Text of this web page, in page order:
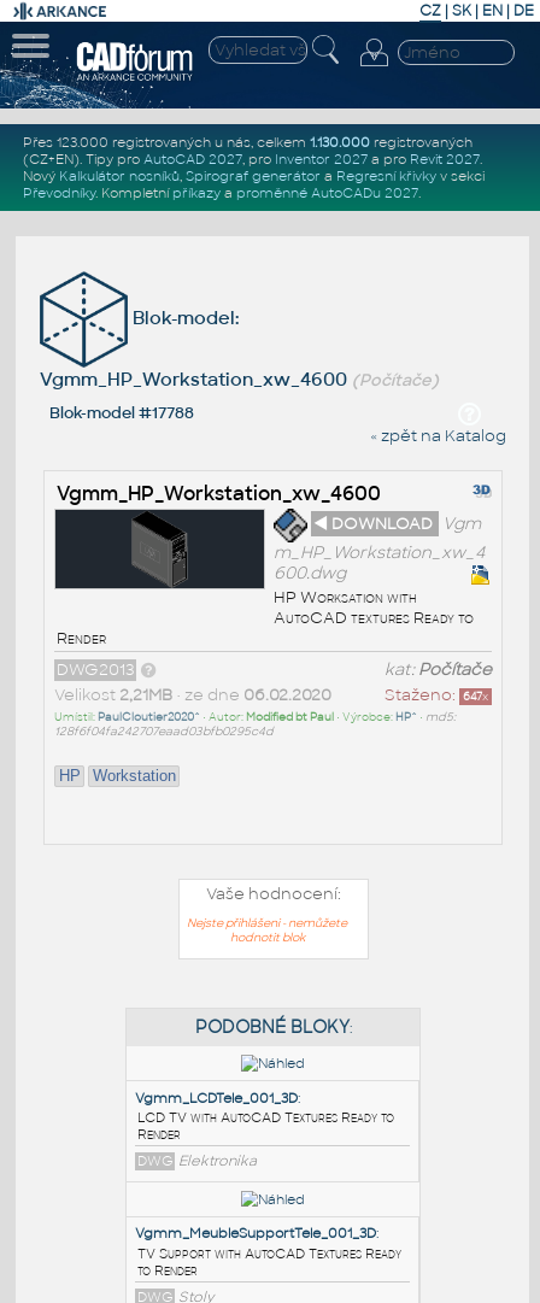
CZ | SK| EN | DE
Přes 123.000 registrovaných u nás, celkem 1.130.000registrovaných
(CZ+EN). Tipy pro AutoCAD 2027, pro Inventor 2027a pro Revit 2027.
Nový Kalkulátor nosníků, Spirograf generátor a Regresní křivkyv sekci
Převodníky. Kompletní příkazya proměnné AutoCADu 2027.
Blok-model:
Vgmm_HP_Workstation_xw_4600 (Počítače)
Blok-model #17788
« zpět na Katalog
Vgmm_HP_Workstation_xw_4600
◄ DOWNLOAD
Vgm
m_HP_Workstation_xw_4
600.dwg
HP Worksation with
AutoCAD textures Ready to
Render
kat:Počítače
DWG2013
Staženo: 647x
Velikost 2,21MB• ze dne 06.02.2020
Umístil: PaulCloutier2020^ • Autor: Modified bt Paul• Výrobce: HP^ • md5:
128f6f04fa242707eaad03bfb0295c4d
HP Workstation
Vaše hodnocení:
Nejste přihlášeni - nemůžete
hodnotit blok
PODOBNÉ BLOKY
Vgmm_LCDTele_001_3D